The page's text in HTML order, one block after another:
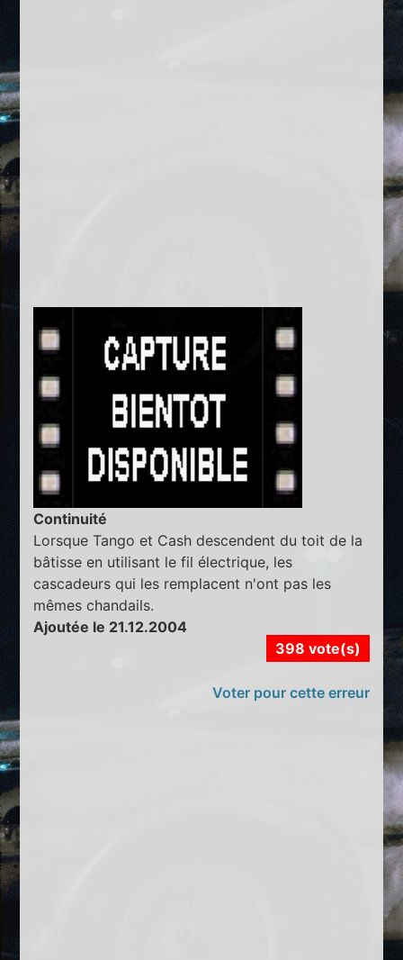
Continuité
Lorsque Tango et Cash descendent du toit de la
bâtisse en utilisant le fil électrique, les
cascadeurs qui les remplacent n'ont pas les
mêmes chandails.
Ajoutée le 21.12.2004
398 vote(s)
Voter pour cette erreur